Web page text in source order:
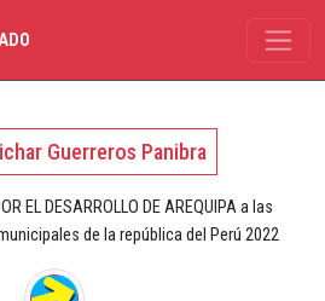
Guerreros Panibra
EL DESARROLLO DE AREQUIPA a las
de la república del Perú 2022